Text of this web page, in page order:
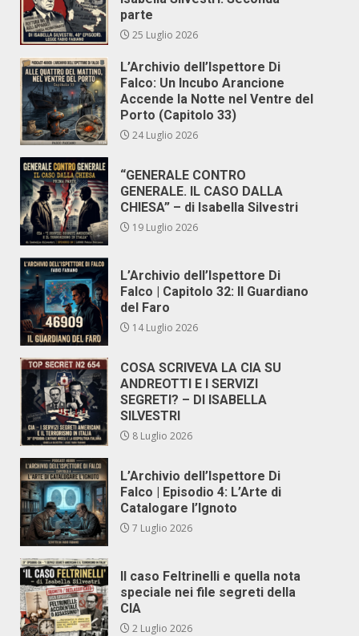
parte
25 Luglio 2026
L’Archivio dell’Ispettore Di
Falco: Un Incubo Arancione
Accende la Notte nel Ventre del
Porto (Capitolo 33)
24 Luglio 2026
“GENERALE CONTRO
GENERALE. IL CASO DALLA
CHIESA” – di Isabella Silvestri
19 Luglio 2026
L’Archivio dell’Ispettore Di
Falco | Capitolo 32: Il Guardiano
del Faro
14 Luglio 2026
COSA SCRIVEVA LA CIA SU
ANDREOTTI E I SERVIZI
SEGRETI? – DI ISABELLA
SILVESTRI
8 Luglio 2026
L’Archivio dell’Ispettore Di
Falco | Episodio 4: L’Arte di
Catalogare l’Ignoto
7 Luglio 2026
Il caso Feltrinelli e quella nota
speciale nei file segreti della
CIA
2 Luglio 2026